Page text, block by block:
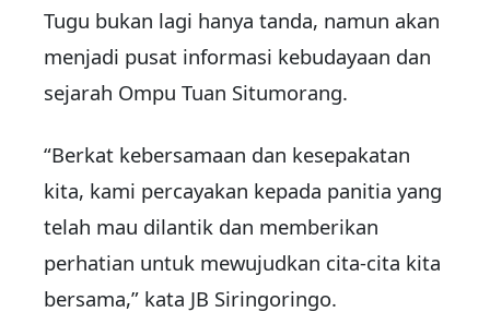
Tugu bukan lagi hanya tanda, namun akan
menjadi pusat informasi kebudayaan dan
sejarah Ompu Tuan Situmorang.
“Berkat kebersamaan dan kesepakatan
kita, kami percayakan kepada panitia yang
telah mau dilantik dan memberikan
perhatian untuk mewujudkan cita-cita kita
bersama,” kata JB Siringoringo.